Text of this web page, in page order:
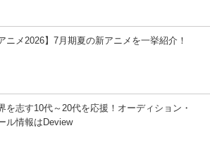
ニメ2026】7月期夏の新アニメを一挙紹介！
を志す10代～20代を応援！オーディション・
ル情報はDeview